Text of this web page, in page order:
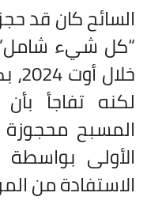
السائح كان قد
“كل شيء
خلال أوت 2024، بكلفة تجاوزت
لكنه تفاجأ
المسبح محجوزة
الأولى
الاستفادة من